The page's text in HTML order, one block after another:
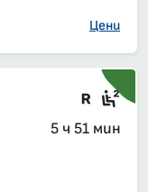
Цени
Влак
5 ч 51 мин